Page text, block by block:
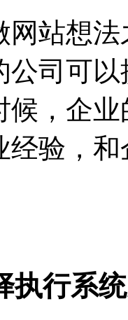
站想法
公司可
候，企
经验，
执行系